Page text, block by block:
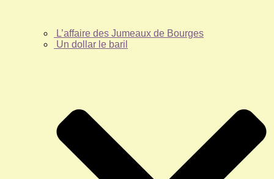
L’affaire des Jumeaux de Bourges
Un dollar le baril